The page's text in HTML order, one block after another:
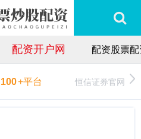
配资开户网 配资股票
100+平台 恒信证券官网